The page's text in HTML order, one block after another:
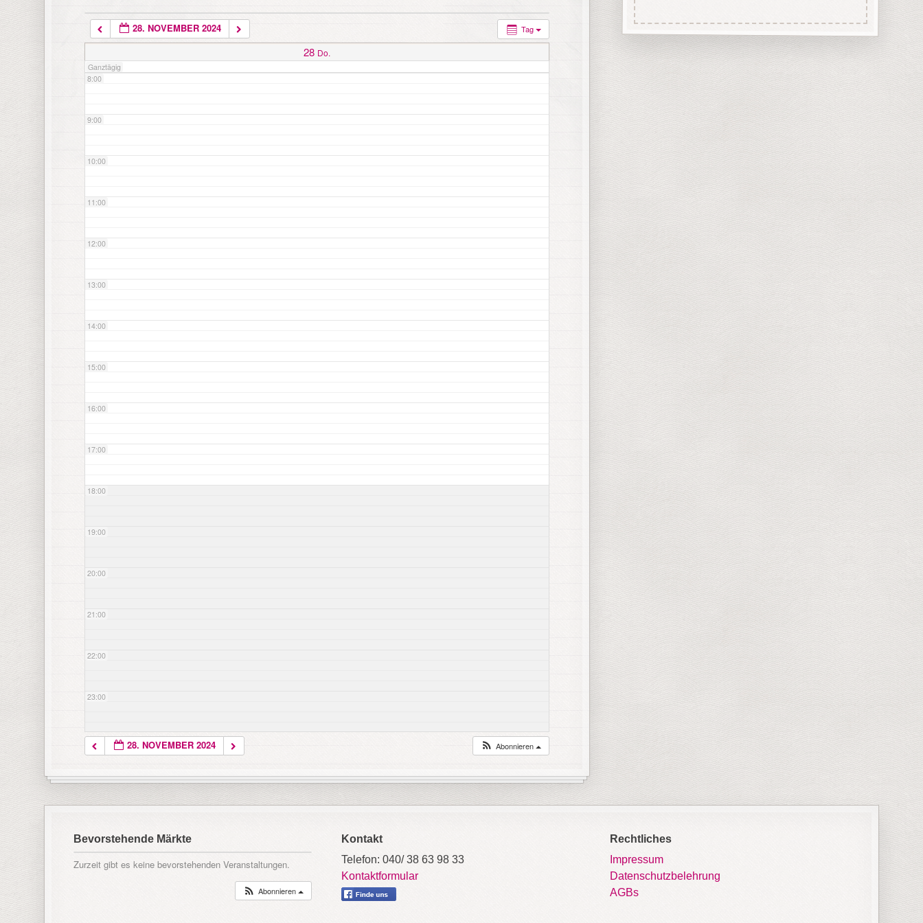
Tag
28. NOVEMBER 2024
28 Do.
Ganztägig
7:00
8:00
9:00
10:00
11:00
12:00
13:00
14:00
15:00
16:00
17:00
18:00
19:00
20:00
21:00
22:00
23:00
28. NOVEMBER 2024 Abonnieren
Bevorstehende Märkte
Zurzeit gibt es keine bevorstehenden Veranstaltungen.
Abonnieren
Kontakt
Telefon: 040/ 38 63 98 33
Kontaktformular
Rechtliches
Impressum
Datenschutzbelehrung
AGBs